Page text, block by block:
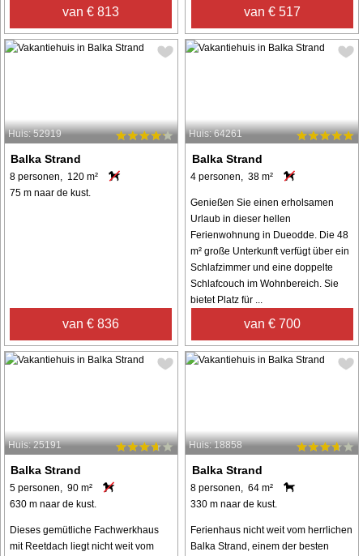
van € 813 van € 517
Huis: 52919
Balka Strand
8 personen, 120 m²
75 m naar de kust.
van € 836
Huis: 64261
Balka Strand
4 personen, 38 m²
Genießen Sie einen erholsamen
Urlaub in dieser hellen
Ferienwohnung in Dueodde. Die 48
m² große Unterkunft verfügt über ein
Schlafzimmer und eine doppelte
Schlafcouch im Wohnbereich. Sie
bietet Platz für ...
van € 700
Huis: 25191
Balka Strand
5 personen, 90 m²
630 m naar de kust.
Dieses gemütliche Fachwerkhaus
mit Reetdach liegt nicht weit vom
Huis: 18858
Balka Strand
8 personen, 64 m²
330 m naar de kust.
Ferienhaus nicht weit vom herrlichen
Balka Strand, einem der besten